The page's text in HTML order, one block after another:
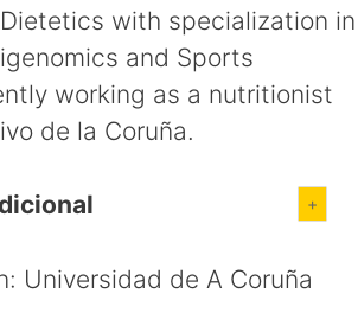
with specialization in
and Sports
working as a nutritionist
de la Coruña.
Universidad de A Coruña